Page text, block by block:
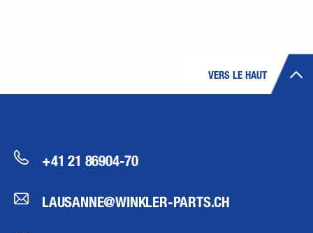
VERS LE HAUT
+41 21 86904-70
LAUSANNE@WINKLER-PARTS.CH